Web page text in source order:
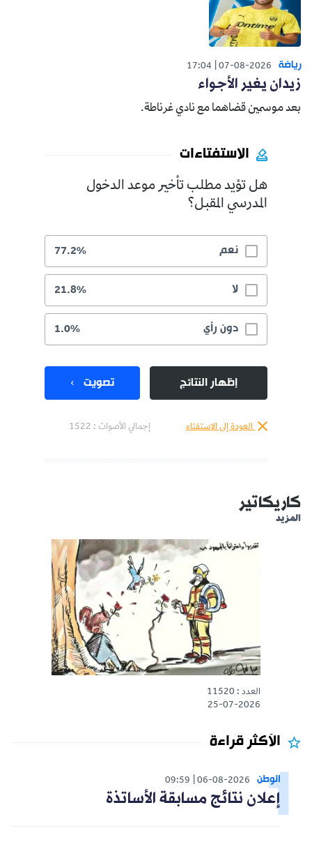
رياضة 07-08-2026
17:04
زيدان يغير الأجواء
بعد موسمين قضاهما مع نادي غرناطة.
الاستفتاءات
هل تؤيد مطلب تأخير موعد الدخول
المدرسي المقبل؟
نعم 77.2%
لا 21.8%
دون رأي 1.0%
إظهار النتائج تصويت
العودة إلى الاستفتاء إجمالي الأصوات : 1522
كاريكاتير
المزيد
العدد : 11520
25-07-2026
الأكثر قراءة
الوطن 06-08-2026
09:59
إعلان نتائج مسابقة الأساتذة